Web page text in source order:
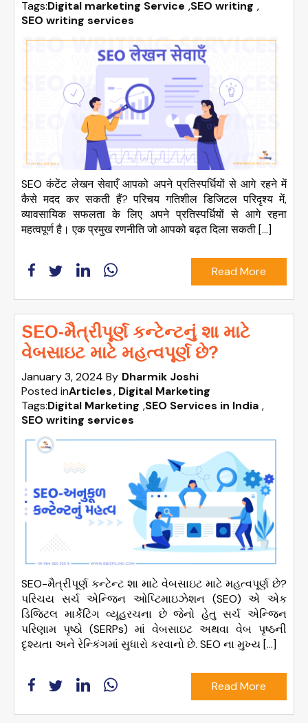
Tags:Digital marketing Service ,SEO writing ,
SEO writing services
SEO कंटेंट लेखन सेवाएँ आपको अपने प्रतिस्पर्धियों से आगे रहने में
कैसे मदद कर सकती हैं? परिचय गतिशील डिजिटल परिदृश्य में,
व्यावसायिक सफलता के लिए अपने प्रतिस्पर्धियों से आगे रहना
महत्वपूर्ण है। एक प्रमुख रणनीति जो आपको बढ़त दिला सकती […]
Read More
SEO-મૈત્રીપૂર્ણ કન્ટેન્ટનું શા માટે
વેબસાઇટ માટે મહત્વપૂર્ણ છે?
January 3, 2024 By Dharmik Joshi
Posted inArticles Digital Marketing
Tags:Digital Marketing ,SEO Services in India ,
SEO writing services
SEO-મૈત્રીપૂર્ણ કન્ટેન્ટ શા માટે વેબસાઇટ માટે મહત્વપૂર્ણ છે?
પરિચય સર્ચ એન્જિન ઓપ્ટિમાઇઝેશન (SEO) એ એક
ડિજિટલ માર્કેટિંગ વ્યૂહરચના છે જેનો હેતુ સર્ચ એન્જિન
પરિણામ પૃષ્ઠો (SERPs) માં વેબસાઇટ અથવા વેબ પૃષ્ઠની
દૃશ્યતા અને રેન્કિંગમાં સુધારો કરવાનો છે. SEO ના મુખ્ય […]
Read More